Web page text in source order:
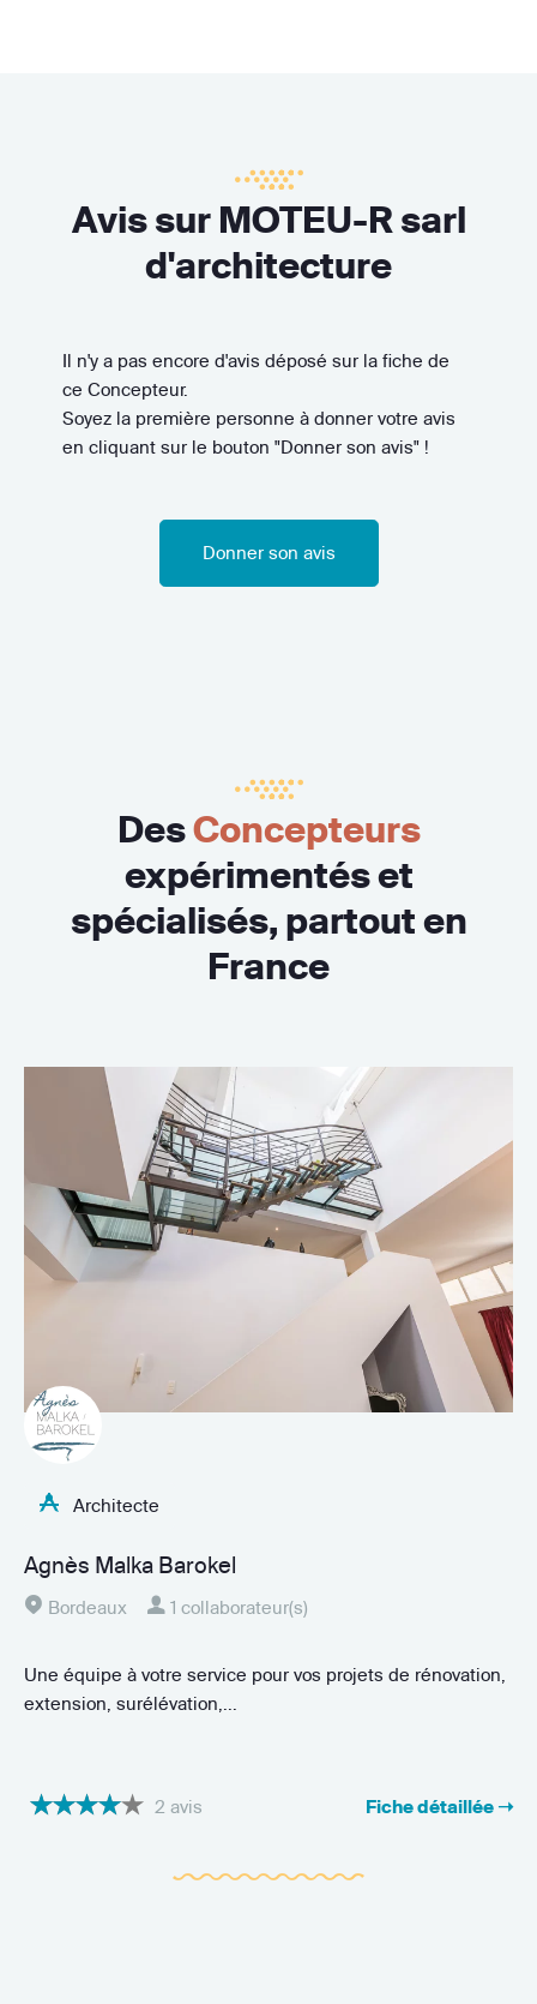
Avis sur MOTEU-R sarl
d'architecture
Il n'y a pas encore d'avis déposé sur la fiche de
ce Concepteur.
Soyez la première personne à donner votre avis
en cliquant sur le bouton "Donner son avis" !
Donner son avis
DesConcepteurs
expérimentés et
spécialisés, partout en
France
Architecte
Agnès Malka Barokel
Bordeaux 1 collaborateur(s)
Une équipe à votre service pour vos projets de rénovation,
extension, surélévation,...
2 avis Fiche détaillée ➝